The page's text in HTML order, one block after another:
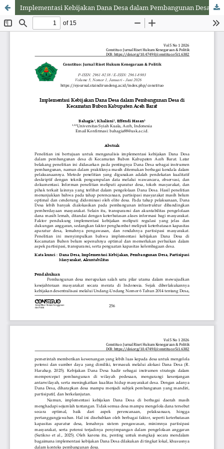
Implementasi Kebijakan Dana Desa dalam Pembangunan Desa di Kecamatan Bubon Kabupaten Aceh Barat